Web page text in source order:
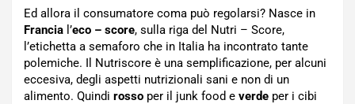
Ed allora il consumatore coma può regolarsi? Nasce in
Francia l’eco – score, sulla riga del Nutri – Score,
l’etichetta a semaforo che in Italia ha incontrato tante
polemiche. Il Nutriscore è una semplificazione, per alcuni
eccesiva, degli aspetti nutrizionali sani e non di un
alimento. Quindi rosso per il junk food e verde per i cibi